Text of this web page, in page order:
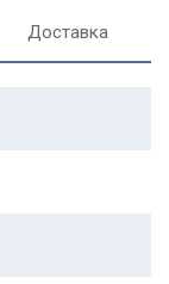
Доставка